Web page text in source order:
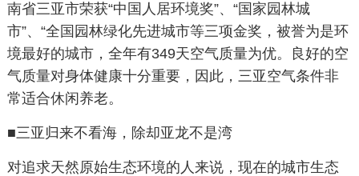
南省三亚市荣获“中国人居环境奖”、“国家园林城
市”、“全国园林绿化先进城市等三项金奖，被誉为是环
境最好的城市，全年有349天空气质量为优。良好的空
气质量对身体健康十分重要，因此，三亚空气条件非
常适合休闲养老。
■三亚归来不看海，除却亚龙不是湾
对追求天然原始生态环境的人来说，现在的城市生态